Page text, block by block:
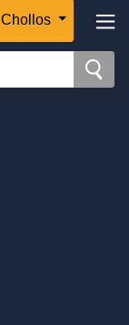
Chollos